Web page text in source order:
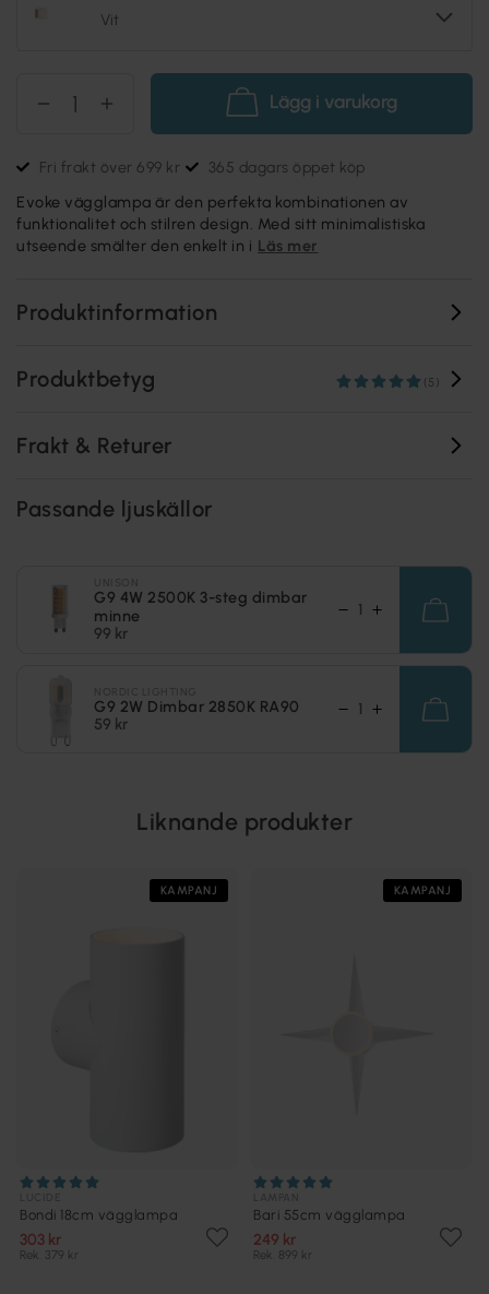
Vit
Lägg i varukorg
Fri frakt över 699 kr 365 dagars öppet köp
Evoke vägglampa är den perfekta kombinationen av
funktionalitet och stilren design. Med sitt minimalistiska
utseende smälter den enkelt in i Läs mer
Produktinformation
Produktbetyg (5)
Frakt & Returer
Passande ljuskällor
G9 4W 2500K 3-steg dimbar
minne
99 kr
G9 2W Dimbar 2850K RA90
59 kr
Liknande produkter
KAMPANJ
Bondi 18cm vägglampa
303 kr
Rek. 379 kr
KAMPANJ
Bari 55cm vägglampa
249 kr
Rek. 899 kr